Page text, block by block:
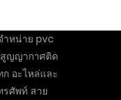
ำหน่าย pvc
ญญากาศติด
อะไหล่และ
รศัพท์ สาย